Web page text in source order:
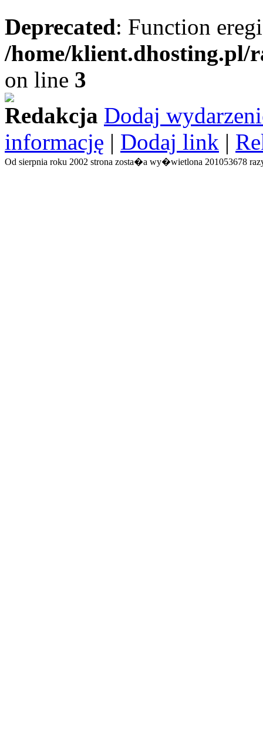
Deprecated: Function
/home/
on line 3
Redakcja Dodaj
informację | Dodaj link |
Od sierpnia roku 2002 strona zosta�a wy�wietlona 201053678